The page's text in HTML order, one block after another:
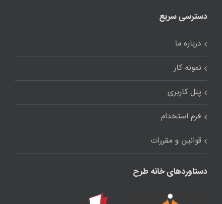
دسترسی سریع
درباره ما
نمونه کار
پنل کاربری
فرم استخدام
قوانین و مقررات
دستاوردهای خانه طرح